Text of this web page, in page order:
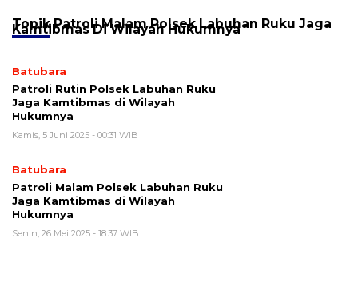
Topik Patroli Malam Polsek Labuhan Ruku Jaga
Kamtibmas Di Wilayah Hukumnya
Batubara
Patroli Rutin Polsek Labuhan Ruku
Jaga Kamtibmas di Wilayah
Hukumnya
Kamis, 5 Juni 2025 - 00:31 WIB
Batubara
Patroli Malam Polsek Labuhan Ruku
Jaga Kamtibmas di Wilayah
Hukumnya
Senin, 26 Mei 2025 - 18:37 WIB